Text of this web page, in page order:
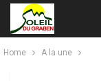
Home A la une